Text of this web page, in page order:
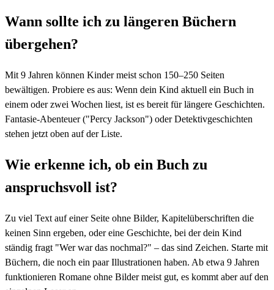
Wann sollte ich zu längeren Büchern
übergehen?
Mit 9 Jahren können Kinder meist schon 150–250 Seiten
bewältigen. Probiere es aus: Wenn dein Kind aktuell ein Buch in
einem oder zwei Wochen liest, ist es bereit für längere Geschichten.
Fantasie-Abenteuer ("Percy Jackson") oder Detektivgeschichten
stehen jetzt oben auf der Liste.
Wie erkenne ich, ob ein Buch zu
anspruchsvoll ist?
Zu viel Text auf einer Seite ohne Bilder, Kapitelüberschriften die
keinen Sinn ergeben, oder eine Geschichte, bei der dein Kind
ständig fragt "Wer war das nochmal?" – das sind Zeichen. Starte mit
Büchern, die noch ein paar Illustrationen haben. Ab etwa 9 Jahren
funktionieren Romane ohne Bilder meist gut, es kommt aber auf den